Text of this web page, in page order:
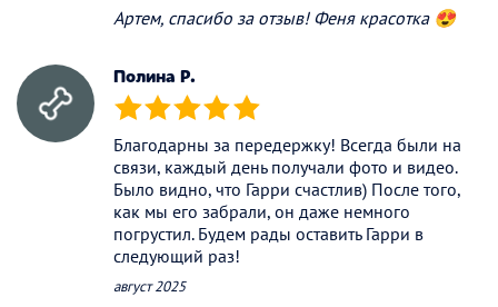
Артем, спасибо за отзыв! Феня красотка 😍
Полина Р.
(*) (*) (*) (*) (*)
Благодарны за передержку! Всегда были на
связи, каждый день получали фото и видео.
Было видно, что Гарри счастлив) После того,
как мы его забрали, он даже немного
погрустил. Будем рады оставить Гарри в
следующий раз!
август 2025